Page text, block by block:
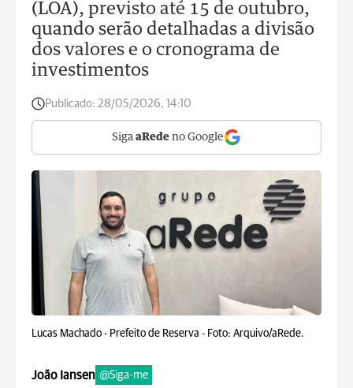
(LOA), previsto até 15 de outubro,
quando serão detalhadas a divisão
dos valores e o cronograma de
investimentos
Publicado: 28/05/2026, 14:10
Siga aRede no Google
Lucas Machado - Prefeito de Reserva - Foto: Arquivo/aRede.
João Iansen @Siga-me